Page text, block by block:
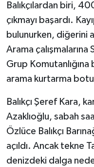
Balıkçılardan biri,
çıkmayı başardı.
bulunurken, diğerini
Arama çalışmalarına
Grup Komutanlığına
arama kurtarma botu
Balıkçı Şeref Kara,
Azaklıoğlu, sabah
Özlüce Balıkçı
açıldı. Ancak tekne
denizdeki dalga
Yaşam
Yerel Yönetimler
DÜNYA
YEREL